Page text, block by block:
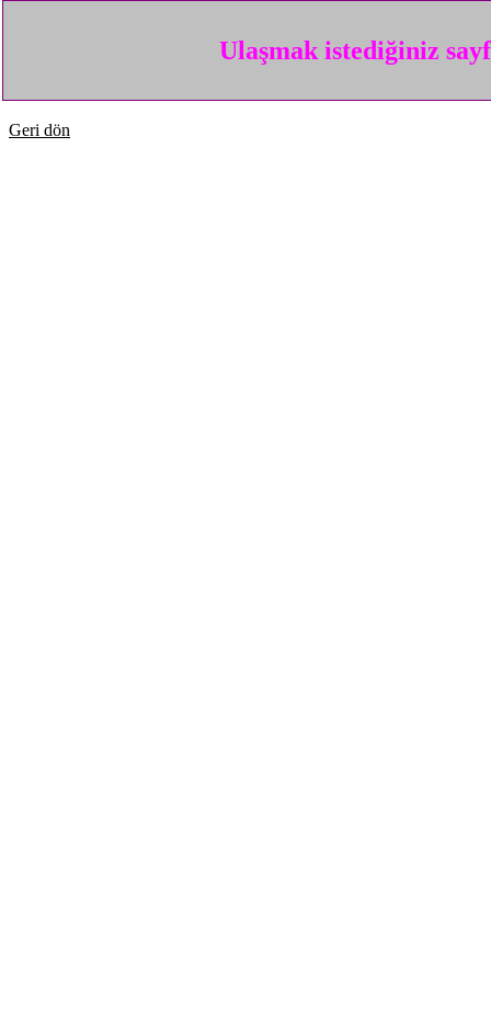
Ulaşmak istediğiniz
Geri dön